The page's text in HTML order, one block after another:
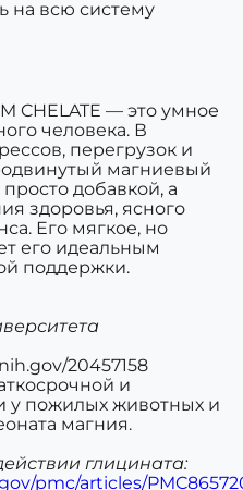
на всю систему
CHELATE — это умное
человека. В
перегрузок и
магниевый
добавкой, а
здоровья, ясного
. Его мягкое, но
его идеальным
поддержки.
20457158
и
у пожилых животных и
магния.
глицината:
pmc/articles/